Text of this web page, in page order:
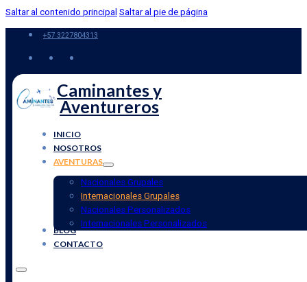
Saltar al contenido principalSaltar al pie de página
+57 3227804313
Caminantes y
Aventureros
INICIO
NOSOTROS
AVENTURAS
Nacionales Grupales
Internacionales Grupales
Nacionales Personalizados
Internacionales Personalizados
BLOG
CONTACTO